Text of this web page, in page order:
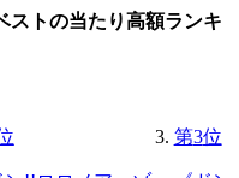
ストの当たり高額ランキ
第3位